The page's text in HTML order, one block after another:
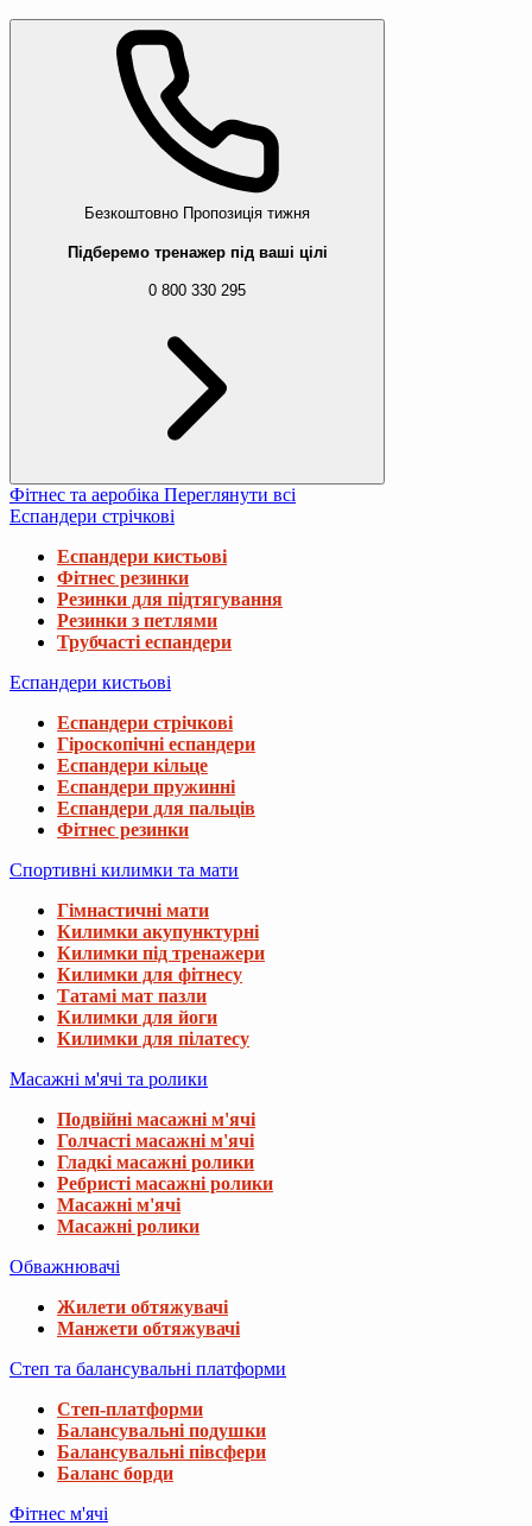
Безкоштовно Пропозиція тижня
Підберемо тренажер під ваші цілі
0 800 330 295
Фітнес та аеробіка Переглянути всі
Еспандери стрічкові
Еспандери кистьові
Фітнес резинки
Резинки для підтягування
Резинки з петлями
Трубчасті еспандери
Еспандери кистьові
Еспандери стрічкові
Гіроскопічні еспандери
Еспандери кільце
Еспандери пружинні
Еспандери для пальців
Фітнес резинки
Спортивні килимки та мати
Гімнастичні мати
Килимки акупунктурні
Килимки під тренажери
Килимки для фітнесу
Татамі мат пазли
Килимки для йоги
Килимки для пілатесу
Масажні м'ячі та ролики
Подвійні масажні м'ячі
Голчасті масажні м'ячі
Гладкі масажні ролики
Ребристі масажні ролики
Масажні м'ячі
Масажні ролики
Обважнювачі
Жилети обтяжувачі
Манжети обтяжувачі
Степ та балансувальні платформи
Степ-платформи
Балансувальні подушки
Балансувальні півсфери
Баланс борди
Фітнес м'ячі